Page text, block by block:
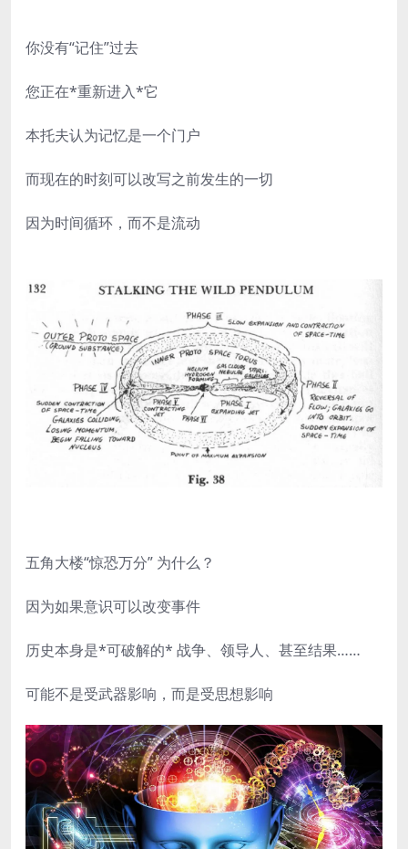
你没有“记住”过去
您正在*重新进入*它
本托夫认为记忆是一个门户
而现在的时刻可以改写之前发生的一切
因为时间循环，而不是流动
五角大楼“惊恐万分” 为什么？
因为如果意识可以改变事件
历史本身是*可破解的* 战争、领导人、甚至结果……
可能不是受武器影响，而是受思想影响